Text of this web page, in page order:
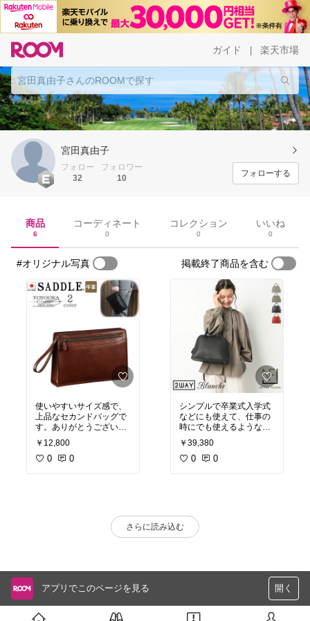
ガイド 楽天市場
宮田真由子
フォロー
32
フォロワー
10
フォローする
商品
6
コーディネート
0
コレクション
0
いいね
0
#オリジナル写真 掲載終了商品を含む
使いやすいサイズ感で、
上品なセカンドバッグで
す。ありがとうございま
した
￥12,800
0 0
シンプルで卒業式入学式
などにも使えて、仕事の
時にでも使えるようなデ
ザインです
手触りがよく、いいもの
を買えたと満足度してい
￥39,380
0 0
さらに読み込む
アプリでこのページを見る 開く